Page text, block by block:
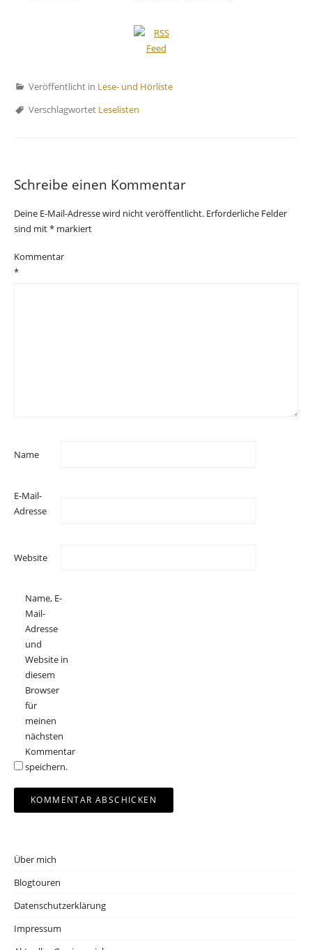
Veröffentlicht in Lese- und Hörliste
Verschlagwortet Leselisten
Schreibe einen Kommentar
Deine E-Mail-Adresse wird nicht veröffentlicht. Erforderliche Felder
sind mit* markiert
Kommentar
*
Name
E-Mail-
Adresse
Website
Name, E-
Mail-
Adresse
und
Website in
diesem
Browser
für
meinen
nächsten
Kommentar
speichern.
Über mich
Blogtouren
Datenschutzerklärung
Impressum